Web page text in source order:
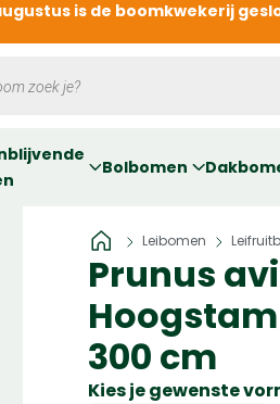
is de boomkwekerij
Bolbomen
Home
» Leibomen »
Prunus
300 cm
Kies je gewenste